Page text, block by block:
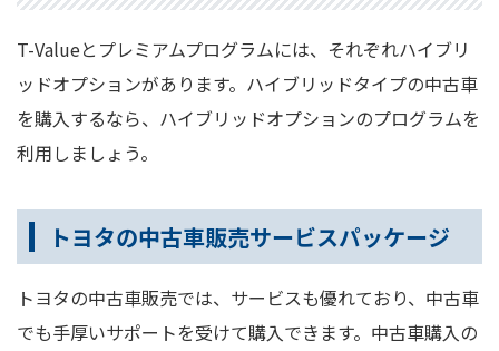
T-Valueとプレミアムプログラムには、それぞれハイブリ
ッドオプションがあります。ハイブリッドタイプの中古車
を購入するなら、ハイブリッドオプションのプログラムを
利用しましょう。
トヨタの中古車販売サービスパッケージ
トヨタの中古車販売では、サービスも優れており、中古車
でも手厚いサポートを受けて購入できます。中古車購入の